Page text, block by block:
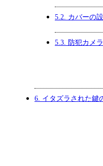
5.2. カバーの
5.3. 防犯カメ
6. イタズラされた鍵